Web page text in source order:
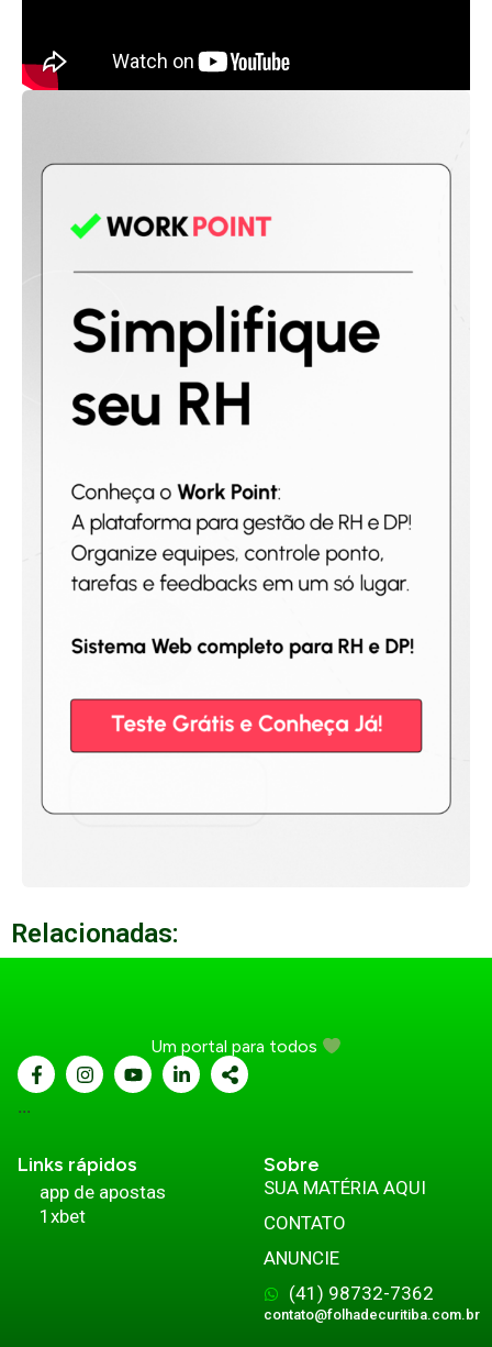
Relacionadas:
Um portal para todos
...
Links rápidos
app de apostas
1xbet
Sobre
SUA MATÉRIA AQUI
CONTATO
ANUNCIE
(41) 98732-7362
contato@folhadecuritiba.com.br